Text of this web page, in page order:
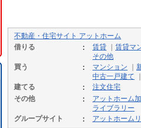
不動産・住宅サイト アットホーム
借りる
賃貸
賃貸マ
その他
買う
マンション
中古一戸建て
建てる
注文住宅
その他
アットホーム
ライブラリー
グループサイト
アットホーム